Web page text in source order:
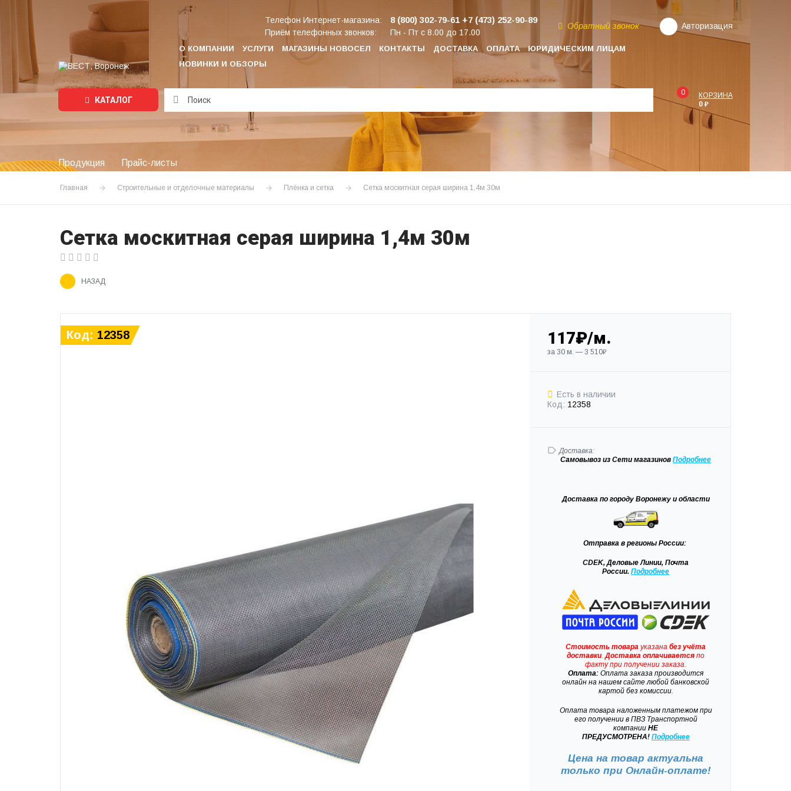
О КОМПАНИИ УСЛУГИ МАГАЗИНЫ НОВОСЕЛ КОНТАКТЫ ДОСТАВКА ОПЛАТА
ЮРИДИЧЕСКИМ ЛИЦАМ
НОВИНКИ И ОБЗОРЫ
Телефон Интернет-магазина: 8 (800) 302-79-61 +7 (473) 252-90-89
Приём телефонных звонков: Пн - Пт с 8.00 до 17.00
Обратный звонок Авторизация
КАТАЛОГ
Подождите...
0
КОРЗИНА
0 ₽
Продукция Прайс-листы
Главная Строительные и отделочные материалы Плёнка и сетка Сетка москитная серая ширина 1,4м 30м
Сетка москитная серая ширина 1,4м 30м
НАЗАД
Код: 12358 117₽/м.
за 30 м. — 3 510₽
Есть в наличии
Код: 12358
Доставка:
Самовывозиз Сети магазиновПодробнее
Доставкапо городу Воронежу и области
Отправка в регионы России:
CDEK, Деловые Линии, Почта
России.Подробнее
Стоимость товара указанабез учёта
доставки .Доставка оплачивается по
факту при получении заказа.
Оплата: Оплата заказа производится
онлайн на нашем сайте любой банковской
картой без комиссии.
Оплата товара наложенным платежом при
его получении в ПВЗ Транспортной
компании НЕ
ПРЕДУСМОТРЕНА! Подробнее
Цена на товар актуальна
только при Онлайн-оплате!